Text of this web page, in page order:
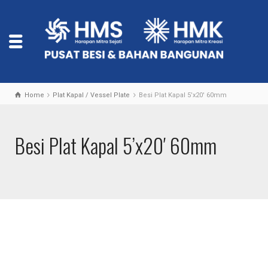
Home Plat Kapal / Vessel Plate Besi Plat Kapal 5’x20′ 60mm
Besi Plat Kapal 5’x20′ 60mm